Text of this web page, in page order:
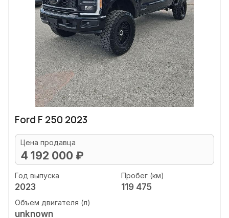
Ford F 250 2023
Цена продавца
4 192 000 ₽
Год выпуска
2023
Пробег (км)
119 475
Объем двигателя (л)
unknown